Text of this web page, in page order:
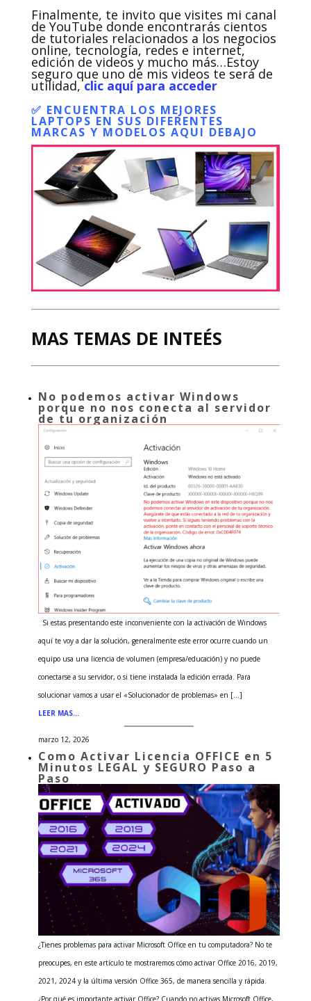
Finalmente, te invito que visites mi canal
de YouTube donde encontrarás cientos
de tutoriales relacionados a los negocios
online, tecnología, redes e internet,
edición de videos y mucho más…Estoy
seguro que uno de mis videos te será de
utilidad,clic aquí para acceder
✅ ENCUENTRA LOS MEJORES
LAPTOPS EN SUS DIFERENTES
MARCAS Y MODELOS AQUI DEBAJO
MAS TEMAS DE INTEÉS
No podemos activar Windows
porque no nos conecta al servidor
de tu organización
Si estas presentando este inconveniente con la activación de Windows
aquí te voy a dar la solución, generalmente este error ocurre cuando un
equipo usa una licencia de volumen (empresa/educación) y no puede
conectarse a su servidor, o si tiene instalada la edición errada. Para
solucionar vamos a usar el «Solucionador de problemas» en […]
LEER MAS…
marzo 12, 2026
Como Activar Licencia OFFICE en 5
Minutos LEGAL y SEGURO Paso a
Paso
¿Tienes problemas para activar Microsoft Office en tu computadora? No te
preocupes, en este artículo te mostraremos cómo activar Office 2016, 2019,
2021, 2024 y la última versión Office 365, de manera sencilla y rápida.
¿Por qué es importante activar Office? Cuando no activas Microsoft Office,